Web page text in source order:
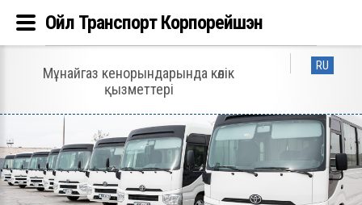
RU
Мұнайгаз кенорындарында көлік
қызметтері
Ойл Транспорт Корпорейшэн